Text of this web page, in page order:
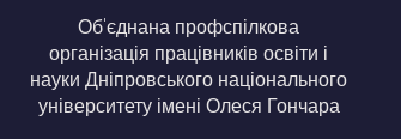
Об'єднана профспілкова
організація працівників освіти і
науки Дніпровського національного
університету імені Олеся Гончара